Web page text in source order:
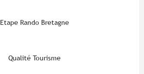
Etape Rando Bretagne
Qualité Tourisme